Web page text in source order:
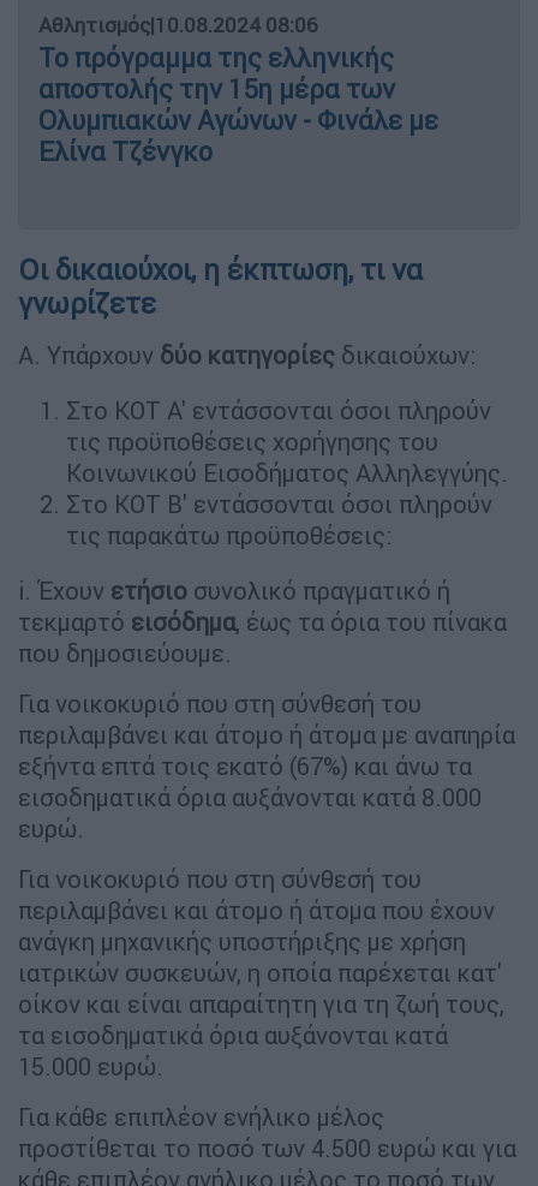
Αθλητισμός|10.08.2024 08:06
Το πρόγραμμα της ελληνικής
αποστολής την 15η μέρα των
Ολυμπιακών Αγώνων - Φινάλε με
Ελίνα Τζένγκο
Οι δικαιούχοι, η έκπτωση, τι να
γνωρίζετε
Α. Υπάρχουν δύο κατηγορίες δικαιούχων:
Στο ΚΟΤ Α' εντάσσονται όσοι πληρούν
τις προϋποθέσεις χορήγησης του
Κοινωνικού Εισοδήματος Αλληλεγγύης.
Στο ΚΟΤ Β' εντάσσονται όσοι πληρούν
τις παρακάτω προϋποθέσεις:
i. Έχουν ετήσιο συνολικό πραγματικό ή
τεκμαρτό εισόδημα, έως τα όρια του πίνακα
που δημοσιεύουμε.
Για νοικοκυριό που στη σύνθεσή του
περιλαμβάνει και άτομο ή άτομα με αναπηρία
εξήντα επτά τοις εκατό (67%) και άνω τα
εισοδηματικά όρια αυξάνονται κατά 8.000
ευρώ.
Για νοικοκυριό που στη σύνθεσή του
περιλαμβάνει και άτομο ή άτομα που έχουν
ανάγκη μηχανικής υποστήριξης με χρήση
ιατρικών συσκευών, η οποία παρέχεται κατ'
οίκον και είναι απαραίτητη για τη ζωή τους,
τα εισοδηματικά όρια αυξάνονται κατά
15.000 ευρώ.
Για κάθε επιπλέον ενήλικο μέλος
προστίθεται το ποσό των 4.500 ευρώ και για
κάθε επιπλέον ανήλικο μέλος το ποσό των